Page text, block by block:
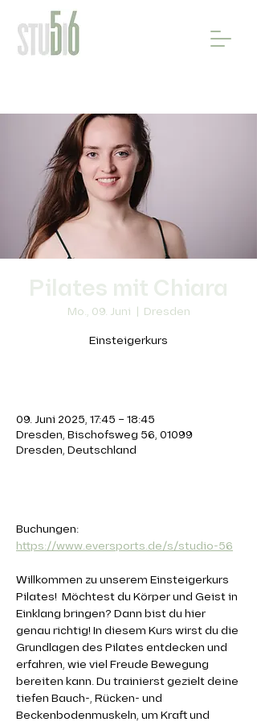
Pilates mit Chiara
Mo., 09. Juni
  |
Dresden
Einsteigerkurs
09. Juni 2025, 17:45 – 18:45
Dresden, Bischofsweg 56, 01099
Dresden, Deutschland
Buchungen:
https://www.eversports.de/s/studio-56
Willkommen zu unserem Einsteigerkurs
Pilates!  Möchtest du Körper und Geist in
Einklang bringen? Dann bist du hier
genau richtig! In diesem Kurs wirst du die
Grundlagen des Pilates entdecken und
erfahren, wie viel Freude Bewegung
bereiten kann. Du trainierst gezielt deine
tiefen Bauch-, Rücken- und
Beckenbodenmuskeln, um Kraft und